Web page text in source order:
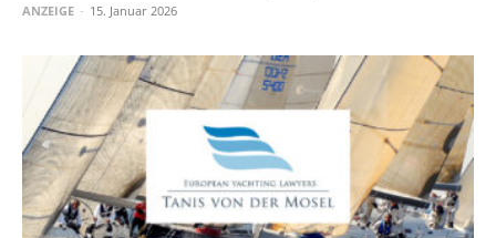
ANZEIGE - 15. Januar 2026